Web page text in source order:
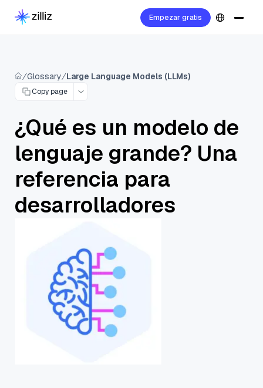
Empezar gratis
Glossary Large Language Models (LLMs)
Copy page
¿Qué es un modelo de
lenguaje grande? Una
referencia para
desarrolladores